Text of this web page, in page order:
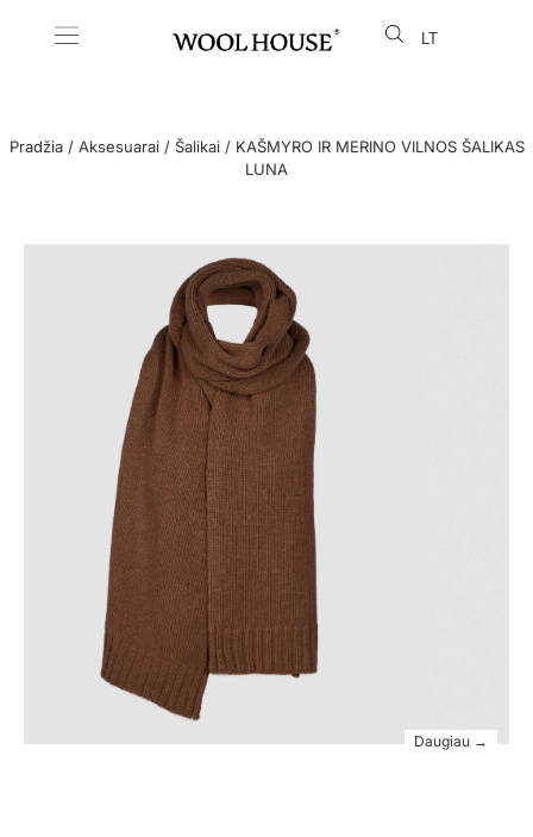
LT
EN
Pradžia/ Aksesuarai/ Šalikai/ KAŠMYRO IR MERINO VILNOS ŠALIKAS
LUNA